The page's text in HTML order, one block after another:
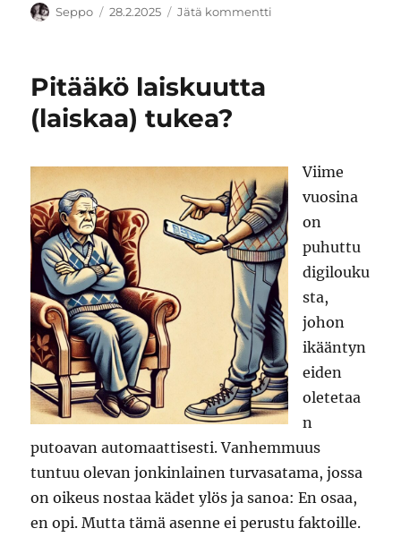
Kirjoittaja
Seppo Julkaistu
28.2.2025 Jätä kommentti
Pitääkö laiskuutta
(laiskaa) tukea?
Viime
vuosina
on
puhuttu
digilouku
sta,
johon
ikääntyn
eiden
oletetaa
n
putoavan automaattisesti. Vanhemmuus
tuntuu olevan jonkinlainen turvasatama, jossa
on oikeus nostaa kädet ylös ja sanoa: En osaa,
en opi. Mutta tämä asenne ei perustu faktoille.